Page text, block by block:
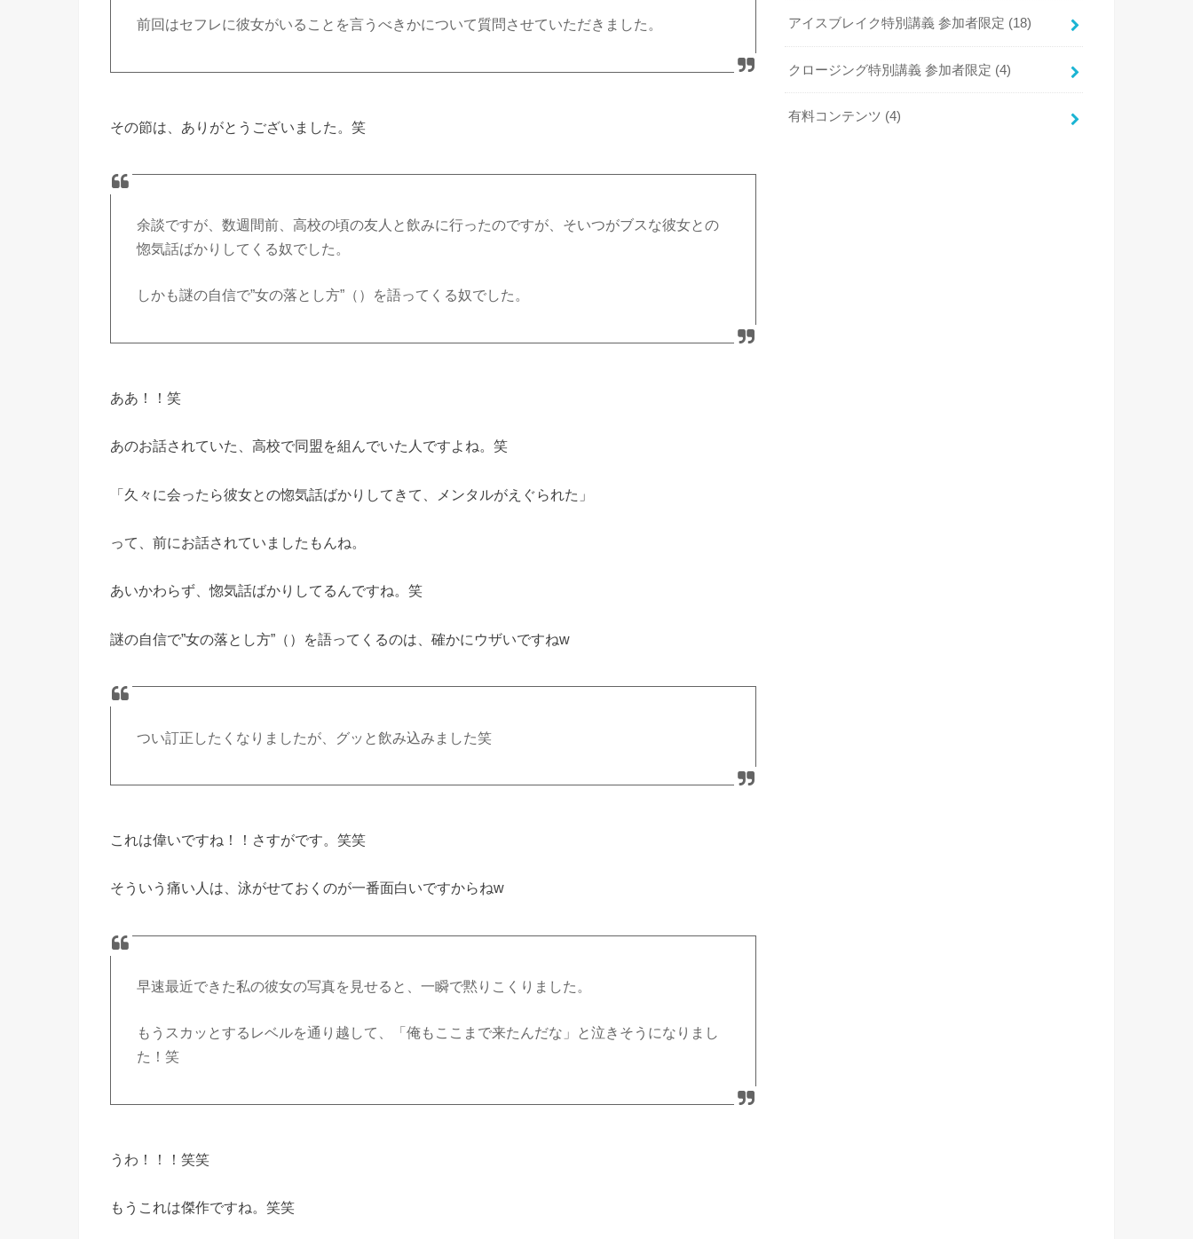
前回はセフレに彼女がいることを言うべきかについて質問させていただきました。
その節は、ありがとうございました。笑
余談ですが、数週間前、高校の頃の友人と飲みに行ったのですが、そいつがブスな彼女との
惚気話ばかりしてくる奴でした。
しかも謎の自信で”女の落とし方”（）を語ってくる奴でした。
ああ！！笑
あのお話されていた、高校で同盟を組んでいた人ですよね。笑
「久々に会ったら彼女との惚気話ばかりしてきて、メンタルがえぐられた」
って、前にお話されていましたもんね。
あいかわらず、惚気話ばかりしてるんですね。笑
謎の自信で”女の落とし方”（）を語ってくるのは、確かにウザいですねw
つい訂正したくなりましたが、グッと飲み込みました笑
これは偉いですね！！さすがです。笑笑
そういう痛い人は、泳がせておくのが一番面白いですからねw
早速最近できた私の彼女の写真を見せると、一瞬で黙りこくりました。
もうスカッとするレベルを通り越して、「俺もここまで来たんだな」と泣きそうになりまし
た！笑
うわ！！！笑笑
もうこれは傑作ですね。笑笑
アイスブレイク特別講義 参加者限定 (18)
クロージング特別講義 参加者限定 (4)
有料コンテンツ (4)